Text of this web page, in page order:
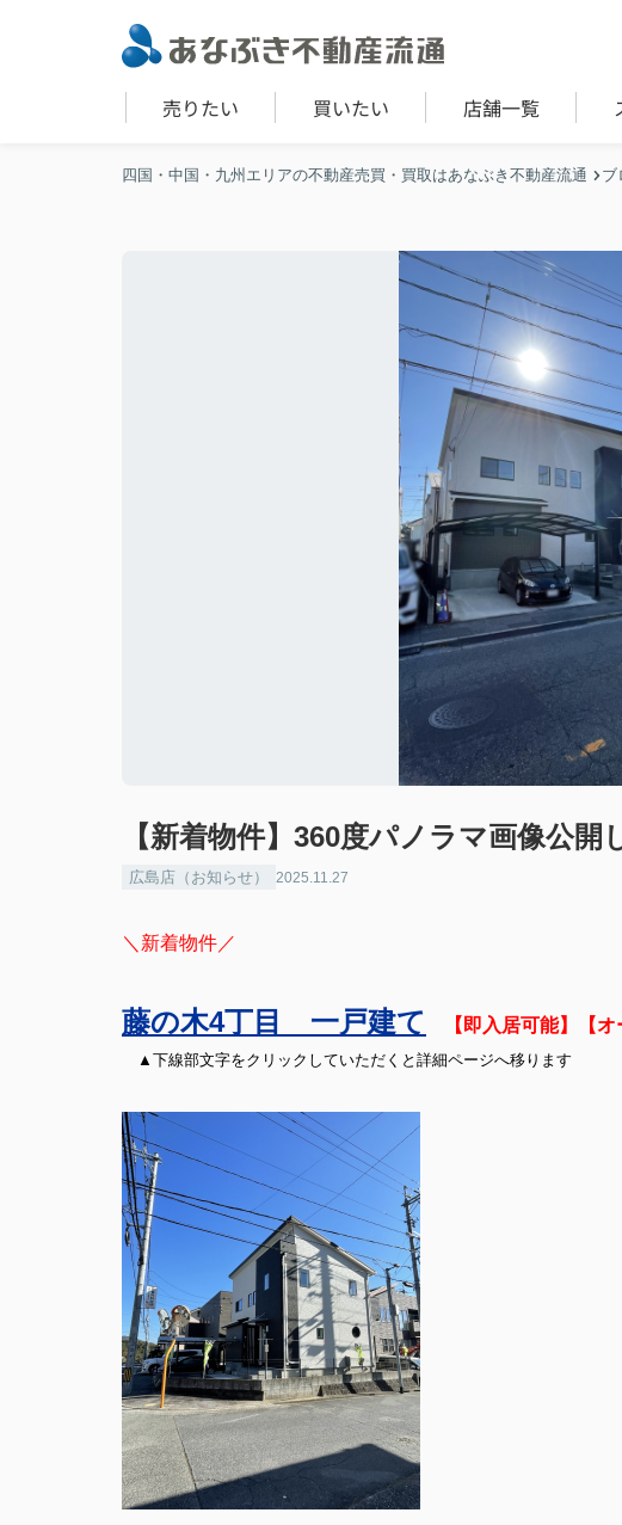
売りたい 買いたい 店舗一覧
四国・中国・九州エリアの不動産売買・買取はあなぶき不動産流通 ブ
【新着物件】360度パノラマ画像公開
広島店（お知らせ） 2025.11.27
＼新着物件／
藤の木4丁目 一戸建て 【即入居可能】【
▲下線部文字をクリックしていただくと詳細ページへ移ります